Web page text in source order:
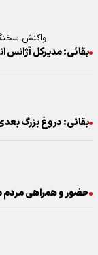
واکنش
بقائی: مدیرکل آژانس
بقائی: دروغ بزرگ
حضور و همراهی مردم